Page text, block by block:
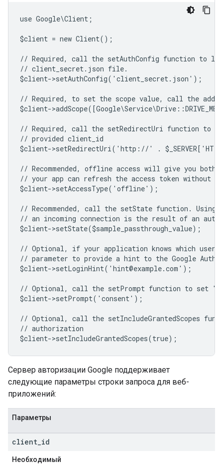
use Google\Client;
$client = new Client();
// Required, call the setAuthConfig function to
// client_secret.json file.
$client->setAuthConfig('client_secret.json');
// Required, to set the scope value, call the
$client-
// Required, call the setRedirectUri function to
// provided client_id
$client->setRedirectUri('http://' .
// Recommended, offline access will give you both
// your app can refresh the access token without
$client->setAccessType('offline');
// Recommended, call the setState function.
// an incoming connection is the result of an
$client->setState($sample_passthrough_value);
// Optional, if your application knows which
// parameter to provide a hint to the Google
$client->setLoginHint('hint@example.com');
// Optional, call the setPrompt function to set
$client->setPrompt('consent');
// Optional, call the setIncludeGrantedScopes
// authorization
$client->setIncludeGrantedScopes(true);
Сервер авторизации Google поддерживает
следующие параметры строки запроса для веб-
приложений:
Параметры
client id
Необходимый